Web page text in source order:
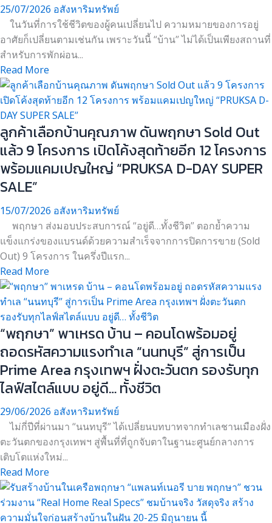
25/07/2026 อสังหาริมทรัพย์
ในวันที่การใช้ชีวิตของผู้คนเปลี่ยนไป ความหมายของการอยู่
อาศัยก็เปลี่ยนตามเช่นกัน เพราะวันนี้ “บ้าน” ไม่ได้เป็นเพียงสถานที่
สำหรับการพักผ่อน...
Read More
ลูกค้าเลือกบ้านคุณภาพ ดันพฤกษา Sold Out
แล้ว 9 โครงการ เปิดโค้งสุดท้ายอีก 12 โครงการ
พร้อมแคมเปญใหญ่ “PRUKSA D-DAY SUPER
SALE”
15/07/2026 อสังหาริมทรัพย์
พฤกษา ส่งมอบประสบการณ์ “อยู่ดี…ทั้งชีวิต” ตอกย้ำความ
แข็งแกร่งของแบรนด์ด้วยความสำเร็จจากการปิดการขาย (Sold
Out) 9 โครงการ ในครึ่งปีแรก...
Read More
“พฤกษา” พาเหรด บ้าน – คอนโดพร้อมอยู่
ถอดรหัสความแรงทำเล “นนทบุรี” สู่การเป็น
Prime Area กรุงเทพฯ ฝั่งตะวันตก รองรับทุก
ไลฟ์สไตล์แบบ อยู่ดี… ทั้งชีวิต
29/06/2026 อสังหาริมทรัพย์
ไม่กี่ปีที่ผ่านมา “นนทบุรี” ได้เปลี่ยนบทบาทจากทำเลชานเมืองฝั่ง
ตะวันตกของกรุงเทพฯ สู่พื้นที่ที่ถูกจับตาในฐานะศูนย์กลางการ
เติบโตแห่งใหม่...
Read More